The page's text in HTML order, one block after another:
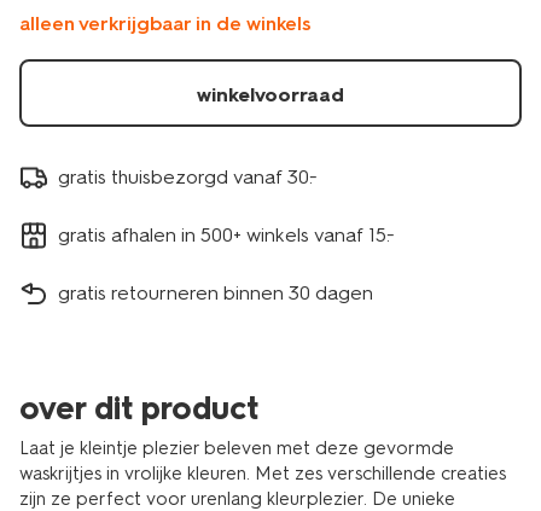
-6-
stuks-
15900233.html
alleen verkrijgbaar in de winkels
winkelvoorraad
gratis thuisbezorgd vanaf 30.-
gratis afhalen in 500+ winkels vanaf 15.-
gratis retourneren binnen 30 dagen
over dit product
Laat je kleintje plezier beleven met deze gevormde
waskrijtjes in vrolijke kleuren. Met zes verschillende creaties
zijn ze perfect voor urenlang kleurplezier. De unieke